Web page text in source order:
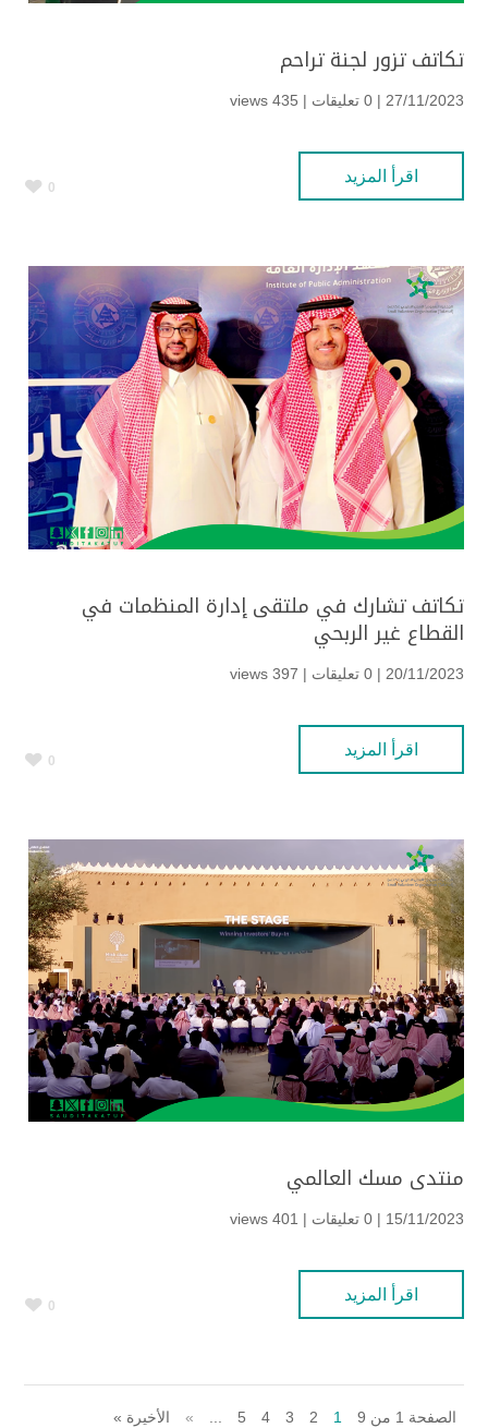
تكاتف تزور لجنة تراحم
27/11/2023 | 0 تعليقات | 435 views
اقرأ المزيد
0
تكاتف تشارك في ملتقى إدارة المنظمات في
القطاع غير الربحي
20/11/2023 | 0 تعليقات | 397 views
اقرأ المزيد
0
منتدى مسك العالمي
15/11/2023 | 0 تعليقات | 401 views
اقرأ المزيد
0
الصفحة 1 من 9 1
2
3
4
5
»
الأخيرة »